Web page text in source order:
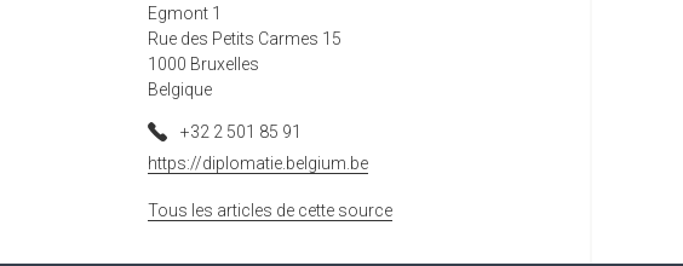
Egmont 1
Rue des Petits Carmes 15
1000 Bruxelles
Belgique
+32 2 501 85 91
https://diplomatie.belgium.be
Tous les articles de cette source